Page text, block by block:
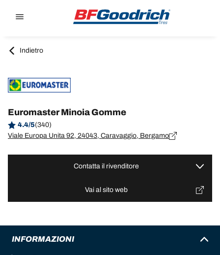
Indietro
Euromaster Minoia Gomme
4.4/5(340)
Viale Europa Unita 92, 24043, Caravaggio, Bergamo
Contatta il rivenditore
Vai al sito web
INFORMAZIONI